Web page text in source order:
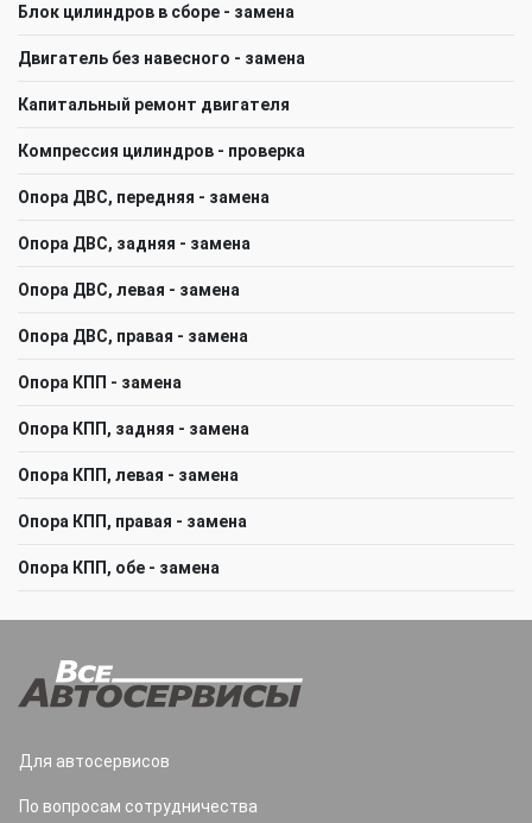
Блок цилиндров в сборе - замена
Двигатель без навесного - замена
Капитальный ремонт двигателя
Компрессия цилиндров - проверка
Опора ДВС, передняя - замена
Опора ДВС, задняя - замена
Опора ДВС, левая - замена
Опора ДВС, правая - замена
Опора КПП - замена
Опора КПП, задняя - замена
Опора КПП, левая - замена
Опора КПП, правая - замена
Опора КПП, обе - замена
Для автосервисов
По вопросам сотрудничества